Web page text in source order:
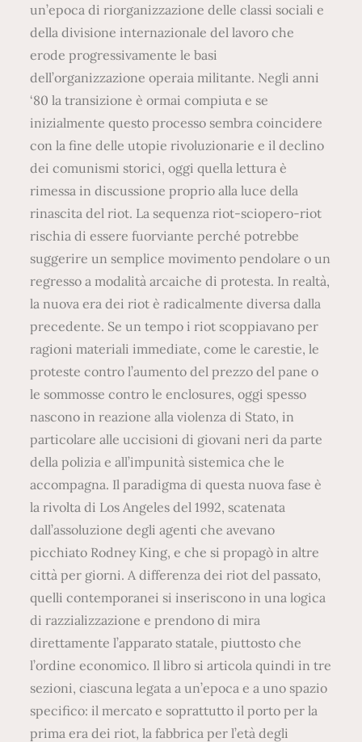
un’epoca di riorganizzazione delle classi sociali e
della divisione internazionale del lavoro che
erode progressivamente le basi
dell’organizzazione operaia militante. Negli anni
‘80 la transizione è ormai compiuta e se
inizialmente questo processo sembra coincidere
con la fine delle utopie rivoluzionarie e il declino
dei comunismi storici, oggi quella lettura è
rimessa in discussione proprio alla luce della
rinascita del riot. La sequenza riot-sciopero-riot
rischia di essere fuorviante perché potrebbe
suggerire un semplice movimento pendolare o un
regresso a modalità arcaiche di protesta. In realtà,
la nuova era dei riot è radicalmente diversa dalla
precedente. Se un tempo i riot scoppiavano per
ragioni materiali immediate, come le carestie, le
proteste contro l’aumento del prezzo del pane o
le sommosse contro le enclosures, oggi spesso
nascono in reazione alla violenza di Stato, in
particolare alle uccisioni di giovani neri da parte
della polizia e all’impunità sistemica che le
accompagna. Il paradigma di questa nuova fase è
la rivolta di Los Angeles del 1992, scatenata
dall’assoluzione degli agenti che avevano
picchiato Rodney King, e che si propagò in altre
città per giorni. A differenza dei riot del passato,
quelli contemporanei si inseriscono in una logica
di razzializzazione e prendono di mira
direttamente l’apparato statale, piuttosto che
l’ordine economico. Il libro si articola quindi in tre
sezioni, ciascuna legata a un’epoca e a uno spazio
specifico: il mercato e soprattutto il porto per la
prima era dei riot, la fabbrica per l’età degli